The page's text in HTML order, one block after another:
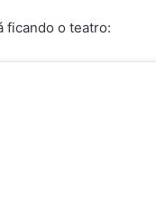
ficando o teatro: